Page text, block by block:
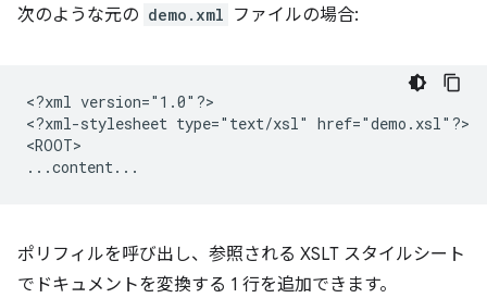
次のような元の demo.xml ファイルの場合:
<?xml version="1.0"?>
<?xml-stylesheet type="text/xsl" href="demo.xsl"?>
<ROOT>
ポリフィルを呼び出し、参照される XSLT スタイルシート
でドキュメントを変換する 1 行を追加できます。